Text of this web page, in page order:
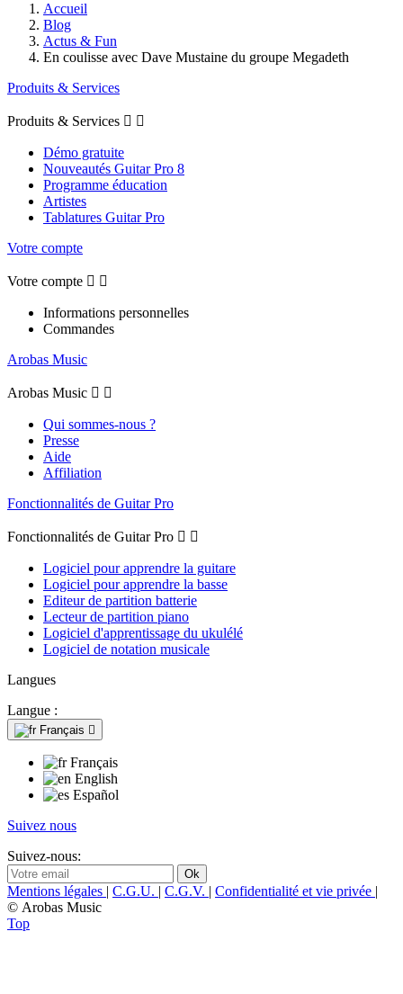
Accueil
Blog
Actus & Fun
En coulisse avec Dave Mustaine du groupe Megadeth
Produits & Services
Produits & Services  
Démo gratuite
Nouveautés Guitar Pro 8
Programme éducation
Artistes
Tablatures Guitar Pro
Votre compte
Votre compte  
Informations personnelles
Commandes
Arobas Music
Arobas Music  
Qui sommes-nous ?
Presse
Aide
Affiliation
Fonctionnalités de Guitar Pro
Fonctionnalités de Guitar Pro  
Logiciel pour apprendre la guitare
Logiciel pour apprendre la basse
Editeur de partition batterie
Lecteur de partition piano
Logiciel d'apprentissage du ukulélé
Logiciel de notation musicale
Langues
Langue :
Français 
Français
English
Español
Suivez nous
Suivez-nous:
Mentions légales | C.G.U. | C.G.V. | Confidentialité et vie privée |
© Arobas Music
Top